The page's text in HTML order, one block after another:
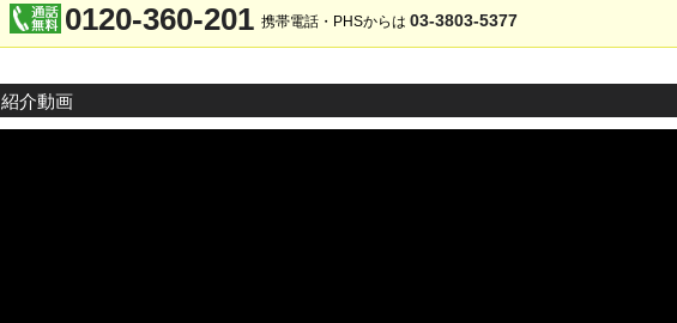
0120-360-201 携帯電話・PHSからは 03-3803-5377
紹介動画